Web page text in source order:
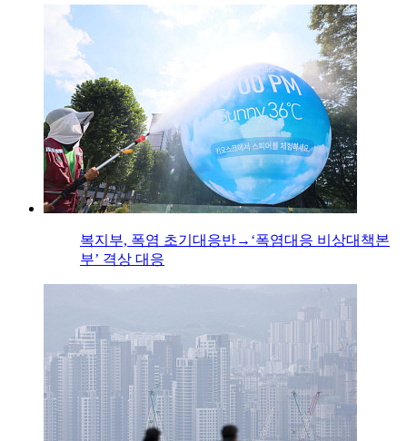
복지부, 폭염 초기대응반→‘폭염대응 비상대책본
부’ 격상 대응